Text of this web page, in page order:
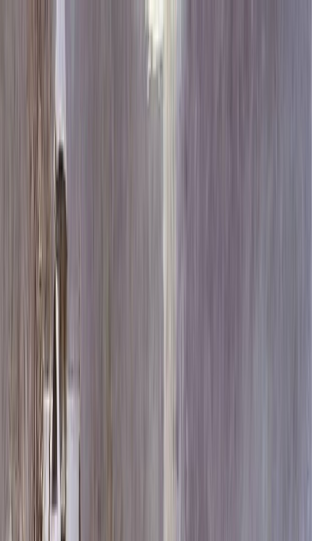
+7 (926) 211 90 79
Памятник ММ7006
/Памятники
Памятник ММ7006
524 280
Памятник ММ7006